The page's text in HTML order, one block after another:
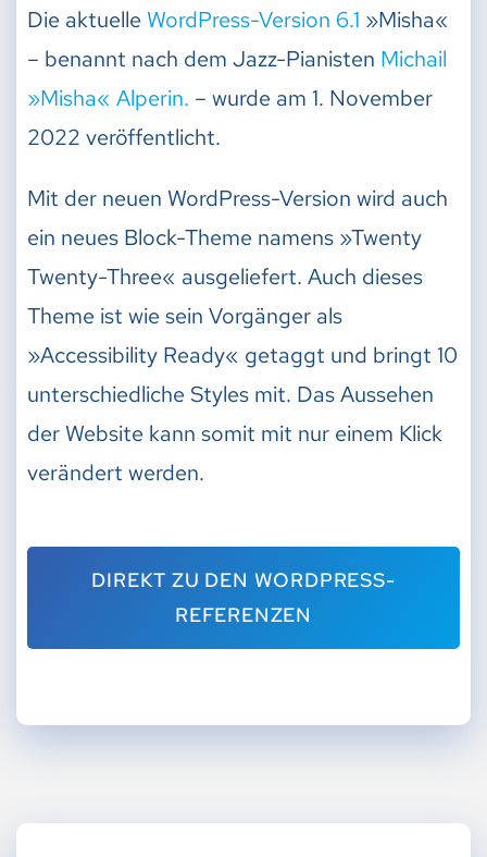
Die aktuelle WordPress-Version 6.1 »Misha«
– benannt nach dem Jazz-Pianisten Michail
»Misha« Alperin. – wurde am 1. November
2022 veröffentlicht.
Mit der neuen WordPress-Version wird auch
ein neues Block-Theme namens »Twenty
Twenty-Three« ausgeliefert. Auch dieses
Theme ist wie sein Vorgänger als
»Accessibility Ready« getaggt und bringt 10
unterschiedliche Styles mit. Das Aussehen
der Website kann somit mit nur einem Klick
verändert werden.
DIREKT ZU DEN WORDPRESS-
REFERENZEN